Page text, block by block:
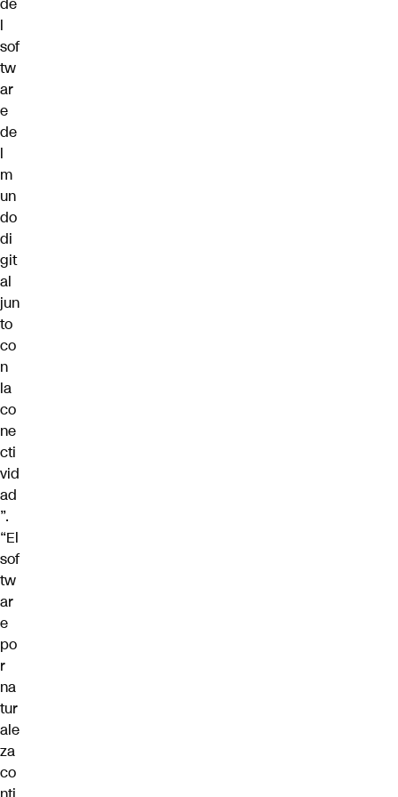
l
sof
tw
ar
e
de
l
m
un
do
di
git
al
jun
to
co
n
la
co
ne
cti
vid
ad
”.
“El
sof
tw
ar
e
po
r
na
tur
ale
za
co